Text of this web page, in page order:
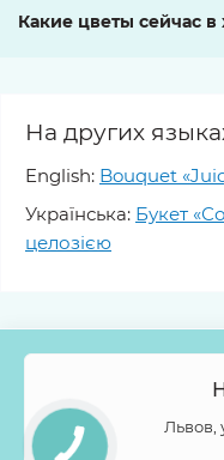
Какие цветы сейчас
На других
English: Bouquet
Українська: Букет
целозією
Львов,